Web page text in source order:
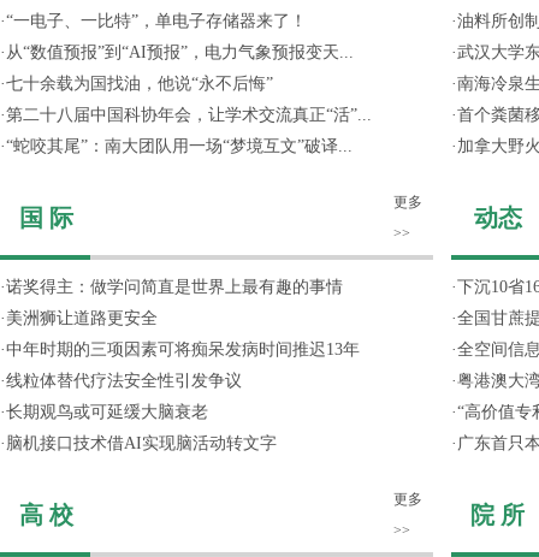
·“一电子、一比特”，单电子存储器来了！
· 从“数值预报”到“AI预报”，电力气象预报变天...
·七十余载为国找油，他说“永不后悔”
·第二十八届中国科协年会，让学术交流真正“活”...
·“蛇咬其尾”：南大团队用一场“梦境互文”破译...
国 际
更多
>>
·诺奖得主：做学问简直是世界上最有趣的事情
· 美洲狮让道路更安全
·中年时期的三项因素可将痴呆发病时间推迟13年
·线粒体替代疗法安全性引发争议
·长期观鸟或可延缓大脑衰老
· 脑机接口技术借AI实现脑活动转文字
高 校
更多
>>
·油料所创
·武汉大学
·南海冷泉
·首个粪菌
· 加拿大野
动态
·下沉10省
·全国甘蔗
·全空间信
·粤港澳大
·“高价值专
· 广东首只
院 所